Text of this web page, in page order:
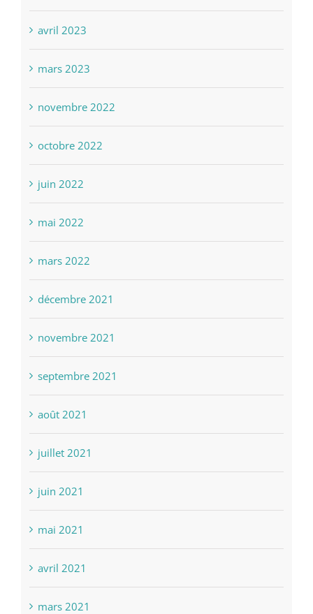
avril 2023
mars 2023
novembre 2022
octobre 2022
juin 2022
mai 2022
mars 2022
décembre 2021
novembre 2021
septembre 2021
août 2021
juillet 2021
juin 2021
mai 2021
avril 2021
mars 2021